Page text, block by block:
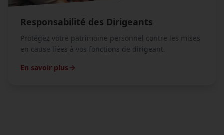
Responsabilité des Dirigeants
Protégez votre patrimoine personnel contre les mises
en cause liées à vos fonctions de dirigeant.
En savoir plus